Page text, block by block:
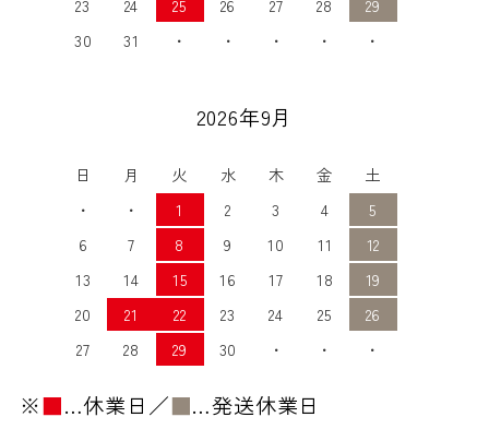
30
31 ・ ・ ・ ・ ・
2026年9月
日 月 火 水 木 金
土
・
・ 1 2 3 4
5
6
7 8 9 10 11
12
13
14 15 16 17 18
19
20
21 22 23 24 25
26
27
28 29 30 ・ ・ ・
※■…休業日／■…発送休業日